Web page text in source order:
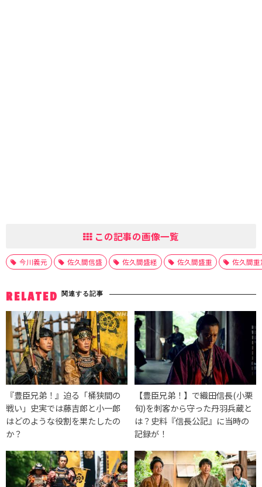
この記事の画像一覧
今川義元 佐久間信盛 佐久間盛経 佐久間盛重 佐久間重
RELATED 関連する記事
『豊臣兄弟！』迫る「桶狭間の
戦い」史実では藤吉郎と小一郎
はどのような役割を果たしたの
か？
【豊臣兄弟！】で織田信長(小栗
旬)を刺客から守った丹羽兵蔵と
は？史料『信長公記』に当時の
記録が！